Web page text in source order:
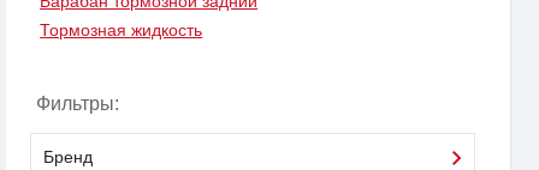
Тормозная жидкость
Фильтры:
Бренд